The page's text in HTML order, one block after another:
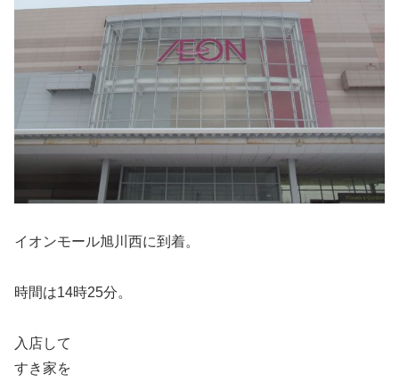
イオンモール旭川西に到着。
時間は14時25分。
入店して
すき家を